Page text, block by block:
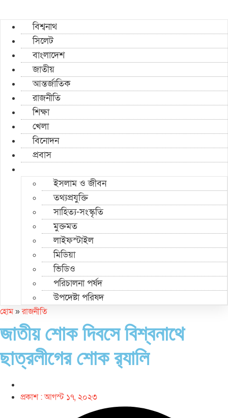
বিশ্বনাথ
সিলেট
বাংলাদেশ
জাতীয়
আন্তর্জাতিক
রাজনীতি
শিক্ষা
খেলা
বিনোদন
প্রবাস
ইসলাম ও জীবন
তথ্যপ্রযুক্তি
সাহিত্য-সংস্কৃতি
মুক্তমত
লাইফস্টাইল
মিডিয়া
ভিডিও
পরিচালনা পর্ষদ
উপদেষ্টা পরিষদ
হোম»রাজনীতি
জাতীয় শোক দিবসে বিশ্বনাথে
ছাত্রলীগের শোক র‌্যালি
প্রকাশ :আগস্ট ১৭, ২০২৩